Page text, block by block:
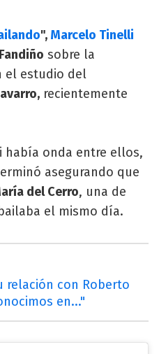
", Marcelo Tinelli
sobre la
el estudio del
recientemente
había onda entre ellos,
asegurando que
del Cerro, una de
el mismo día.
relación con Roberto
en..."